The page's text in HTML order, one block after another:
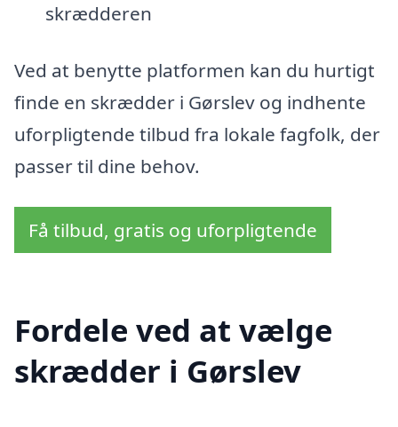
skrædderen
Ved at benytte platformen kan du hurtigt
finde en skrædder i Gørslev og indhente
uforpligtende tilbud fra lokale fagfolk, der
passer til dine behov.
Få tilbud, gratis og uforpligtende
Fordele ved at vælge
skrædder i Gørslev